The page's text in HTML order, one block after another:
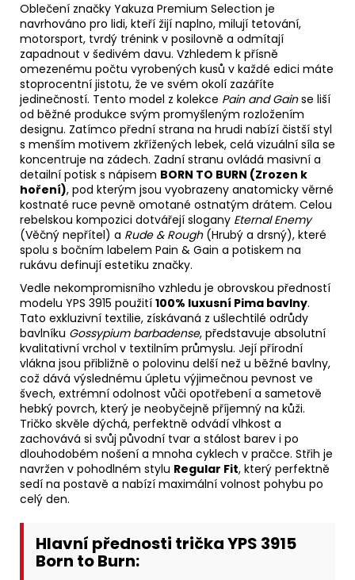
Oblečení značky Yakuza Premium Selection je
navrhováno pro lidi, kteří žijí naplno, milují tetování,
motorsport, tvrdý trénink v posilovně a odmítají
zapadnout v šedivém davu. Vzhledem k přísně
omezenému počtu vyrobených kusů v každé edici máte
stoprocentní jistotu, že ve svém okolí zazáříte
jedinečností. Tento model z kolekce Pain and Gainse liší
od běžné produkce svým promyšleným rozložením
designu. Zatímco přední strana na hrudi nabízí čistší styl
s menším motivem zkřížených lebek, celá vizuální síla se
koncentruje na zádech. Zadní stranu ovládá masivní a
detailní potisk s nápisem BORN TO BURN (Zrozen k
hoření), pod kterým jsou vyobrazeny anatomicky věrné
kostnaté ruce pevně omotané ostnatým drátem. Celou
rebelskou kompozici dotvářejí slogany Eternal Enemy
(Věčný nepřítel) a Rude & Rough(Hrubý a drsný), které
spolu s bočním labelem Pain & Gain a potiskem na
rukávu definují estetiku značky.
Vedle nekompromisního vzhledu je obrovskou předností
modelu YPS 3915 použití 100% luxusní Pima bavlny.
Tato exkluzivní textilie, získávaná z ušlechtilé odrůdy
bavlníku Gossypium barbadense, představuje absolutní
kvalitativní vrchol v textilním průmyslu. Její přírodní
vlákna jsou přibližně o polovinu delší než u běžné bavlny,
což dává výslednému úpletu výjimečnou pevnost ve
švech, extrémní odolnost vůči opotřebení a sametově
hebký povrch, který je neobyčejně příjemný na kůži.
Tričko skvěle dýchá, perfektně odvádí vlhkost a
zachovává si svůj původní tvar a stálost barev i po
dlouhodobém nošení a mnoha cyklech v pračce. Střih je
navržen v pohodlném stylu Regular Fit, který perfektně
sedí na postavě a nabízí maximální volnost pohybu po
celý den.
Hlavní přednosti trička YPS 3915
Born to Burn: